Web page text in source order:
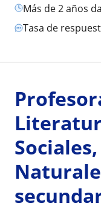
más de 2 años
Tasa de